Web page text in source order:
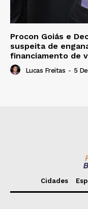
Procon Goiás e
suspeita de
financiamento de
Lucas Freitas - 5
Cidades